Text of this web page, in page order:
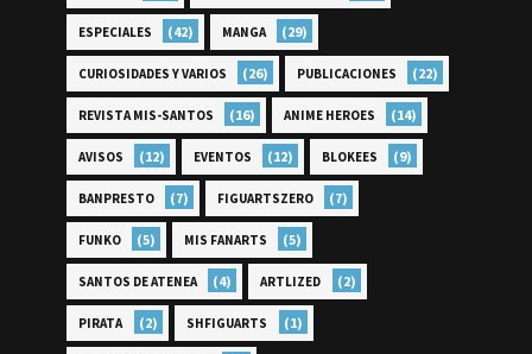
ESPECIALES (42) MANGA (29)
CURIOSIDADES Y VARIOS (26) PUBLICACIONES (22)
REVISTA MIS-SANTOS (16) ANIME HEROES (14)
AVISOS (12) EVENTOS (12) BLOKEES (9)
BANPRESTO (7) FIGUARTSZERO (7)
FUNKO (5) MIS FANARTS (5)
SANTOS DE ATENEA (4) ARTLIZED (2)
PIRATA (2) SHFIGUARTS (1)